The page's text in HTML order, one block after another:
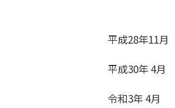
平成28年11月
平成30年 4月
令和3年 4月